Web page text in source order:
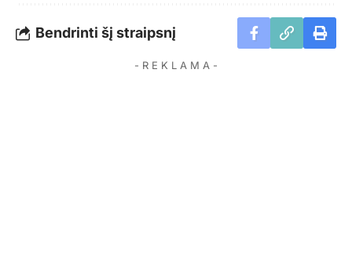
Bendrinti šį straipsnį
- R E K L A M A -